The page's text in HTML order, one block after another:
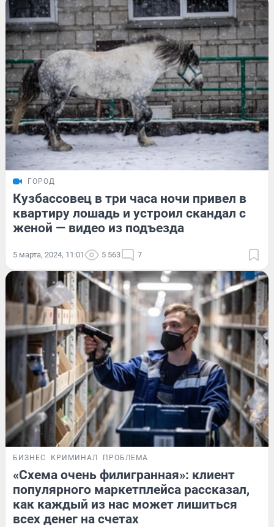
ГОРОД
Кузбассовец в три часа ночи привел в
квартиру лошадь и устроил скандал с
женой — видео из подъезда
5 марта, 2024, 11:01 5 563 7
БИЗНЕС КРИМИНАЛ ПРОБЛЕМА
«Схема очень филигранная»: клиент
популярного маркетплейса рассказал,
как каждый из нас может лишиться
всех денег на счетах